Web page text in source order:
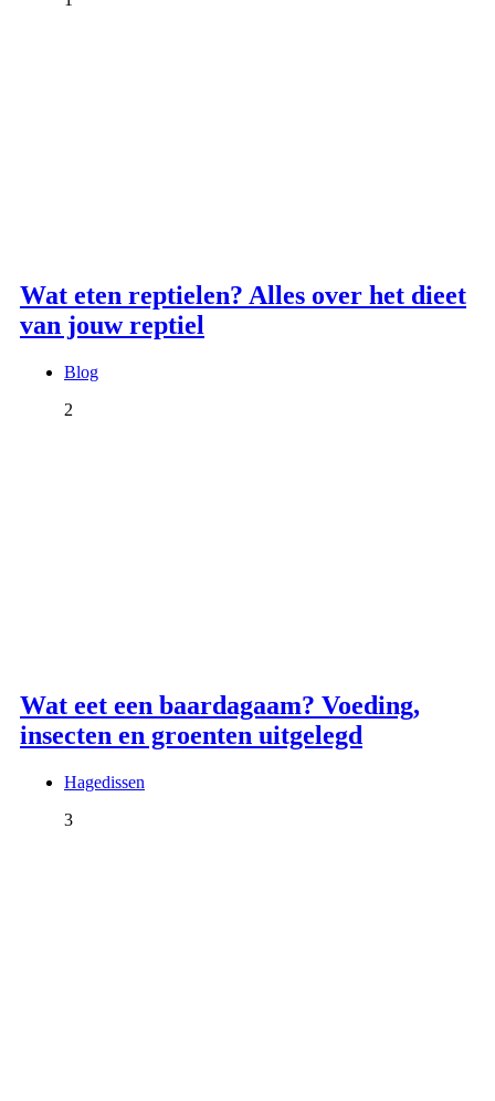
Wat eten reptielen? Alles over het dieet
van jouw reptiel
Blog
2
Wat eet een baardagaam? Voeding,
insecten en groenten uitgelegd
Hagedissen
3